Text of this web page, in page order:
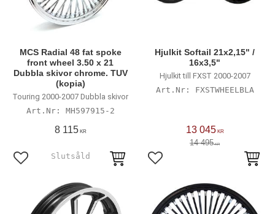
MCS Radial 48 fat spoke
front wheel 3.50 x 21
Dubbla skivor chrome. TUV
(kopia)
Touring 2000-2007 Dubbla skivor
MH597915-2
8 115KR
Lägg till i favoriter
Hjulkit Softail 21x2,15" /
16x3,5"
Hjulkit till FXST 2000-2007
FXSTWHEELBLA
13 045KR
14 495KR
Lägg till i favoriter